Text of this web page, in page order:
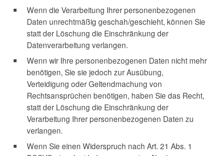
Wenn die Verarbeitung Ihrer personenbezogenen
Daten unrechtmäßig geschah/geschieht, können Sie
statt der Löschung die Einschränkung der
Datenverarbeitung verlangen.
Wenn wir Ihre personenbezogenen Daten nicht mehr
benötigen, Sie sie jedoch zur Ausübung,
Verteidigung oder Geltendmachung von
Rechtsansprüchen benötigen, haben Sie das Recht,
statt der Löschung die Einschränkung der
Verarbeitung Ihrer personenbezogenen Daten zu
verlangen.
Wenn Sie einen Widerspruch nach Art. 21 Abs. 1